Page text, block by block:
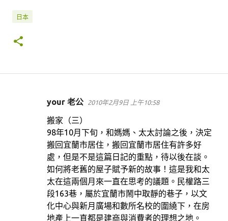
日本
your 老公 2010年2月9日 上午10:58
搬家（三）
98年10月下旬，和媽媽、太太討論之後，決定
搬回宜蘭市居住，搬回宜蘭市居住有許多好
處，但是不是這篇日記的重點，待以後在談。
如何將老舊的屋子賦予新的故事！這是我和太
太在這兩個月來一直在思考的議題。民權路三
段163巷，屬於宜蘭市鬧中取靜的巷子，以文
化中心與新月廣場和數所名校的圍繞下，在房
地產上一直都是建商與消費者的理想之地。